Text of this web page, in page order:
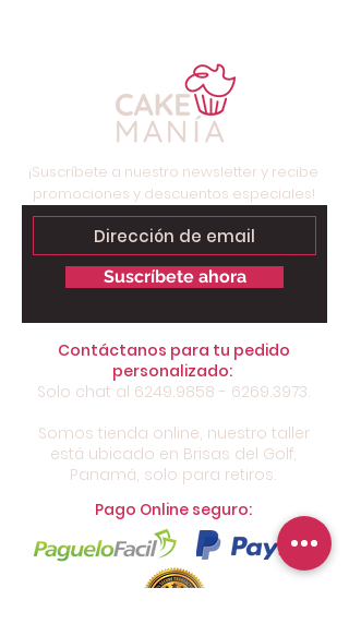
¡Suscríbete a nuestro newsletter y recibe
promociones y descuentos especiales!
Suscríbete ahora
Contáctanos para tu pedido
personalizado:
Solo chat al 6249.9858 - 6269.3973.
Somos tienda online, nuestro taller
está ubicado en Brisas del Golf,
Panamá, solo para retiros.
Pago Online seguro: